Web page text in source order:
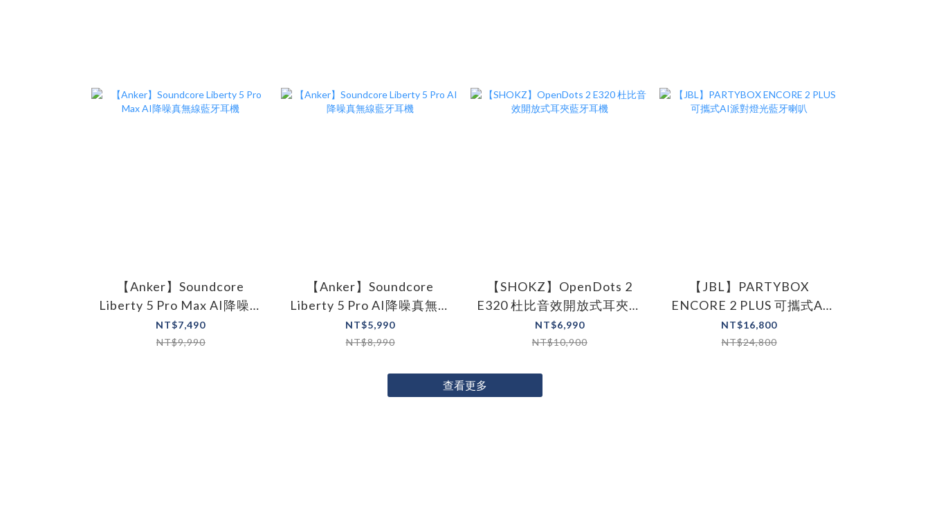
【Anker】Soundcore
Liberty 5 Pro Max AI降噪真
無線藍牙耳機
NT$7,490
NT$9,990
【Anker】Soundcore
Liberty 5 Pro AI降噪真無線
藍牙耳機
NT$5,990
NT$8,990
【SHOKZ】OpenDots 2
E320 杜比音效開放式耳夾藍
牙耳機
NT$6,990
NT$10,900
【JBL】PARTYBOX
ENCORE 2 PLUS 可攜式AI
派對燈光藍牙喇叭
NT$16,800
NT$24,800
查看更多